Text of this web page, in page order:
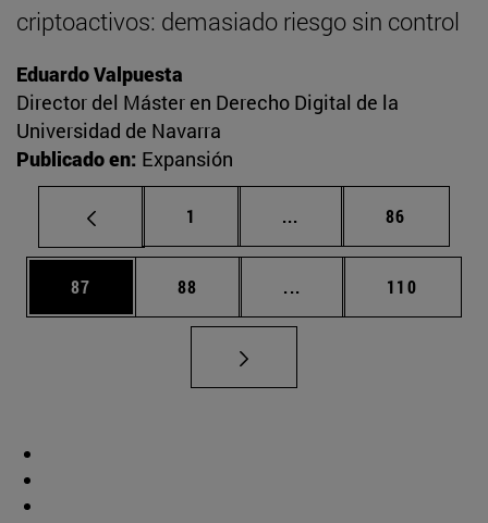
criptoactivos: demasiado riesgo sin control
Eduardo Valpuesta
Director del Máster en Derecho Digital de la
Universidad de Navarra
Publicado en: Expansión
Página
1 ... Páginas intermedias
Página
86
Página
87 Página
88 ... Páginas intermedias
Página
110